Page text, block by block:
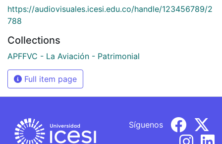
https://audiovisuales.icesi.edu.co/handle/123456789/2
788
Collections
APFFVC - La Aviación - Patrimonial
Full item page
Síguenos